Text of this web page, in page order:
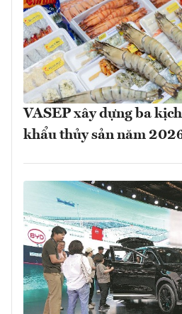
VASEP xây dựng ba
khẩu thủy sản năm